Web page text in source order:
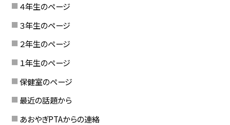
４年生のページ
３年生のページ
２年生のページ
１年生のページ
保健室のページ
最近の話題から
あおやぎPTAからの連絡